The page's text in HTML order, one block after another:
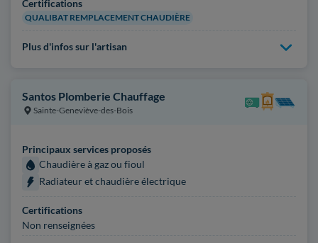
Certifications
QUALIBAT REMPLACEMENT CHAUDIÈRE
Plus d'infos sur l'artisan
Santos Plomberie Chauffage
Sainte-Geneviève-des-Bois
Principaux services proposés
Chaudière à gaz ou fioul
Radiateur et chaudière électrique
Certifications
Non renseignées